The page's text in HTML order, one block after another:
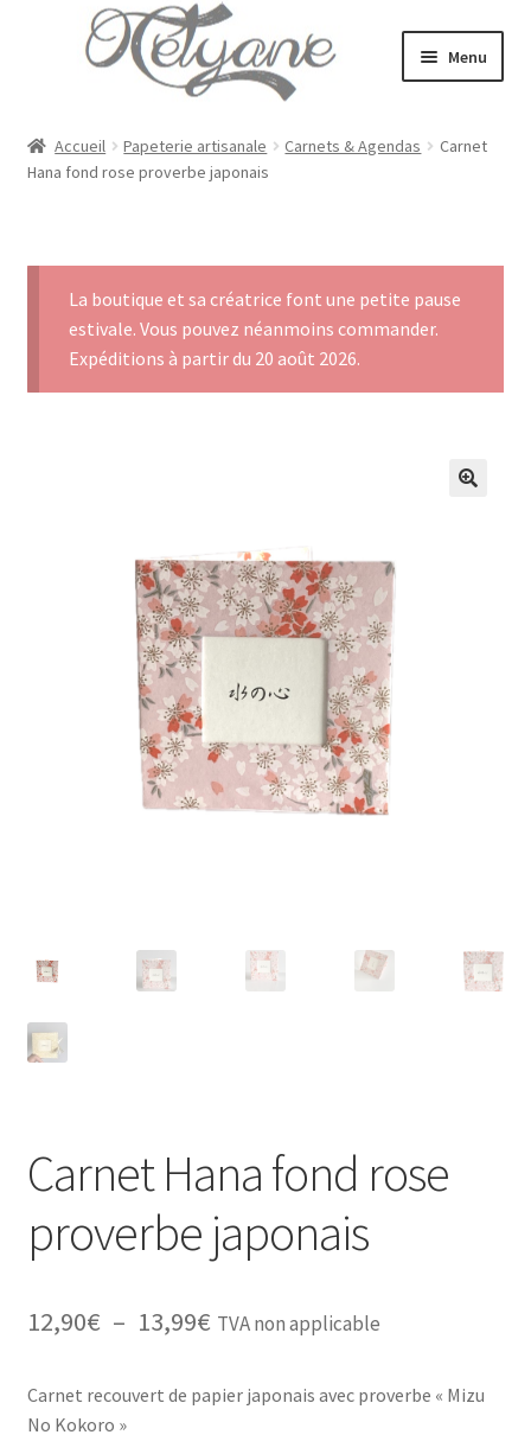
navigation
Menu
Mariage & Cérémonies
Bijoux
E-Shop
le
Accueil Papeterie artisanale Carnets & Agendas
Carnet
Hana fond rose proverbe japonais
La boutique et sa créatrice font une petite pause
estivale. Vous pouvez néanmoins commander.
Expéditions à partir du 20 août 2026.
Carnet Hana fond rose
proverbe japonais
12,90€ – 13,99€Plage
prix :
TVA non applicable
Carnet recouvert de papier japonais avec proverbe « Mizu
No Kokoro »